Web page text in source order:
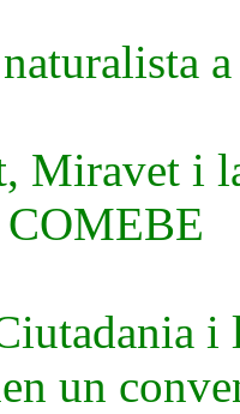
Miravet i
COMEBE
i
un